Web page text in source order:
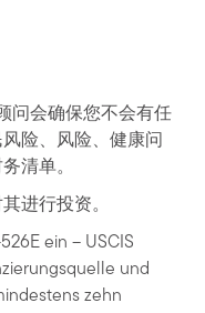
问会确保您不会有任
险、风险、健康问
清单。
进行投资。
ein – USCIS
und
zehn